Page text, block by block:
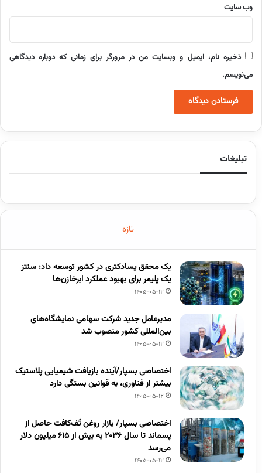
وب‌ سایت
ذخیره نام، ایمیل و وبسایت من در مرورگر برای زمانی که دوباره دیدگاهی
می‌نویسم.
تبلیغات
تازه
یک محقق پسادکتری در کشور توسعه داد: سنتز
یک پلیمر برای بهبود عملکرد ابرخازن‌ها
1405-05-12
مدیرعامل جدید شرکت سهامی نمایشگاه‌های
بین‌المللی کشور منصوب شد
1405-05-12
اختصاصی بسپار/آینده بازیافت شیمیایی پلاستیک
بیشتر از فناوری، به قوانین بستگی دارد
1405-05-12
اختصاصی بسپار/ بازار روغن تَف‌کافت حاصل از
پسماند تا سال ۲۰۳۶ به بیش از ۶۱۵ میلیون دلار
می‌رسد
1405-05-12